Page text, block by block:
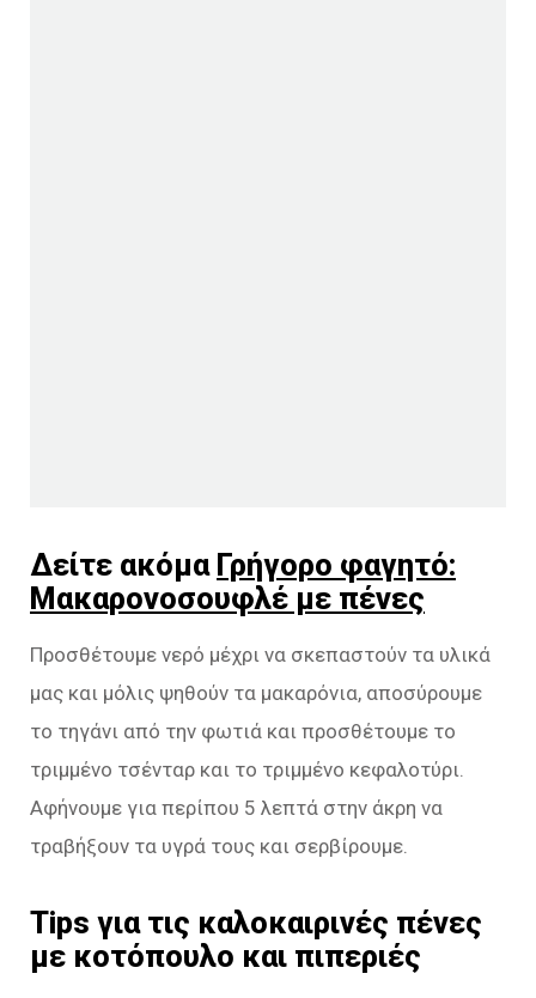
Δείτε ακόμα Γρήγορο φαγητό:
Μακαρονοσουφλέ με πένες
Προσθέτουμε νερό μέχρι να σκεπαστούν τα υλικά
μας και μόλις ψηθούν τα μακαρόνια, αποσύρουμε
το τηγάνι από την φωτιά και προσθέτουμε το
τριμμένο τσένταρ και το τριμμένο κεφαλοτύρι.
Αφήνουμε για περίπου 5 λεπτά στην άκρη να
τραβήξουν τα υγρά τους και σερβίρουμε.
Tips για τις καλοκαιρινές πένες
με κοτόπουλο και πιπεριές